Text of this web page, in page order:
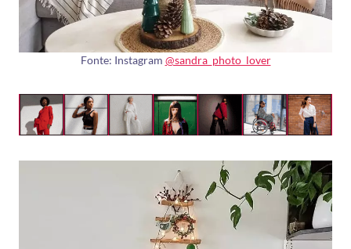
Fonte: Instagram @sandra_photo_lover